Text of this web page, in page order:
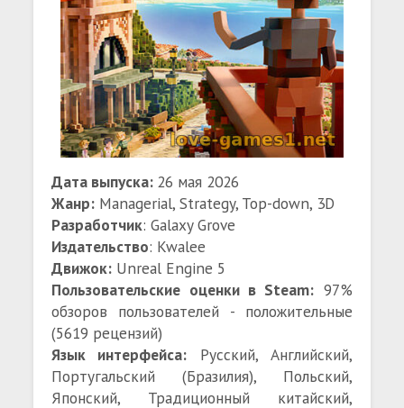
Дата выпуска: 26 мая 2026
Жанр: Managerial, Strategy, Top-down, 3D
Разработчик: Galaxy Grove
Издательство: Kwalee
Движок: Unreal Engine 5
Пользовательские оценки в Steam: 97%
обзоров пользователей - положительные
(5619 рецензий)
Язык интерфейса: Русский, Английский,
Португальский (Бразилия), Польский,
Японский, Традиционный китайский,